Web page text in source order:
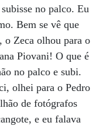
no palco. Eu
Bem se vê que
o Zeca olhou para o
Piovani! O que é
no palco e subi.
olhei para o Pedro
de fotógrafos
e eu falava